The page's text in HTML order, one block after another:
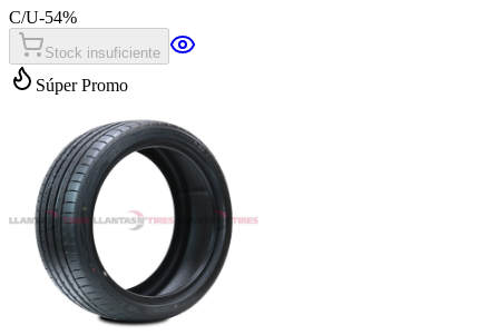
C/U-54%
Stock insuficiente
Súper Promo